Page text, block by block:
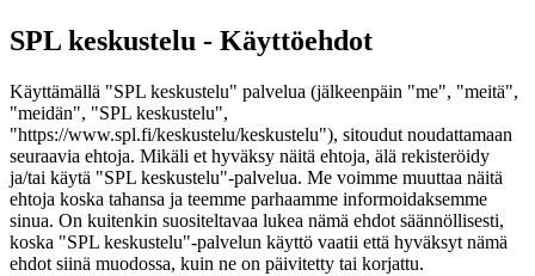
SPL keskustelu - Käyttöehdot
Käyttämällä "SPL keskustelu" palvelua (jälkeenpäin "me", "meitä",
"meidän", "SPL keskustelu",
"https://www.spl.fi/keskustelu/keskustelu"), sitoudut noudattamaan
seuraavia ehtoja. Mikäli et hyväksy näitä ehtoja, älä rekisteröidy
ja/tai käytä "SPL keskustelu"-palvelua. Me voimme muuttaa näitä
ehtoja koska tahansa ja teemme parhaamme informoidaksemme
sinua. On kuitenkin suositeltavaa lukea nämä ehdot säännöllisesti,
koska "SPL keskustelu"-palvelun käyttö vaatii että hyväksyt nämä
ehdot siinä muodossa, kuin ne on päivitetty tai korjattu.